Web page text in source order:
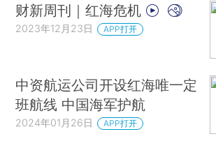
财新周刊｜红海危机
2023年12月23日 APP打开
中资航运公司开设红海唯一定
班航线 中国海军护航
2024年01月26日 APP打开